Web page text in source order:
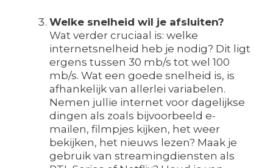
Welke snelheid wil je afsluiten?
Wat verder cruciaal is: welke
internetsnelheid heb je nodig? Dit ligt
ergens tussen 30 mb/s tot wel 100
mb/s. Wat een goede snelheid is, is
afhankelijk van allerlei variabelen.
Nemen jullie internet voor dagelijkse
dingen als zoals bijvoorbeeld e-
mailen, filmpjes kijken, het weer
bekijken, het nieuws lezen? Maak je
gebruik van streamingdiensten als